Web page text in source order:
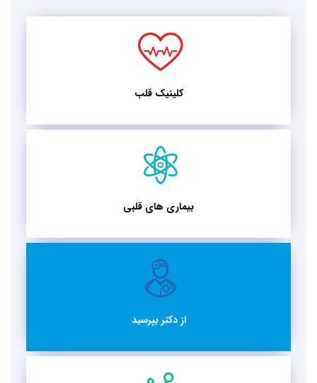
کلینیک قلب
بیماری های قلبی
از دکتر بپرسید